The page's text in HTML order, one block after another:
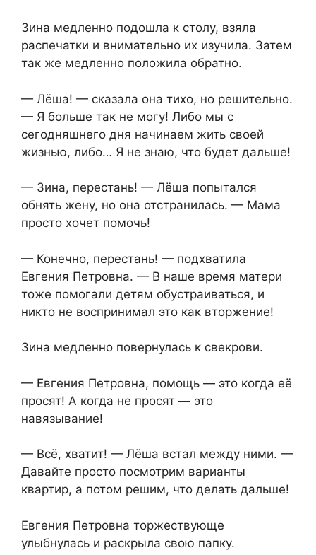
Зина медленно подошла к столу, взяла
распечатки и внимательно их изучила. Затем
так же медленно положила обратно.
— Лёша! — сказала она тихо, но решительно.
— Я больше так не могу! Либо мы с
сегодняшнего дня начинаем жить своей
жизнью, либо… Я не знаю, что будет дальше!
— Зина, перестань! — Лёша попытался
обнять жену, но она отстранилась. — Мама
просто хочет помочь!
— Конечно, перестань! — подхватила
Евгения Петровна. — В наше время матери
тоже помогали детям обустраиваться, и
никто не воспринимал это как вторжение!
Зина медленно повернулась к свекрови.
— Евгения Петровна, помощь — это когда её
просят! А когда не просят — это
навязывание!
— Всё, хватит! — Лёша встал между ними. —
Давайте просто посмотрим варианты
квартир, а потом решим, что делать дальше!
Евгения Петровна торжествующе
улыбнулась и раскрыла свою папку.